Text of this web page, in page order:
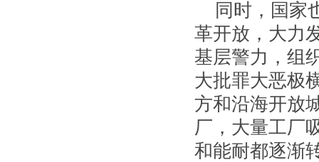
同时，国家
革开放，大力
基层警力，组
大批罪大恶极
方和沿海开放
厂，大量工厂
和能耐都逐渐